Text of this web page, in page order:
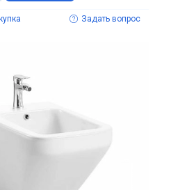
Задать вопрос